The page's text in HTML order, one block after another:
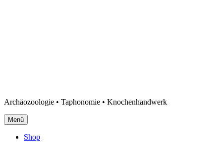
Archäozoologie • Taphonomie • Knochenhandwerk
Menü
Shop